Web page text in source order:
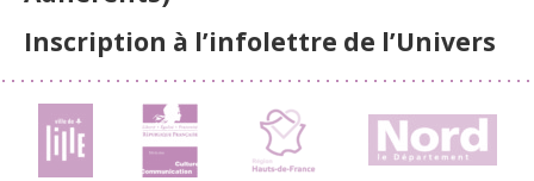
Inscription à l’infolettre de l’Univers